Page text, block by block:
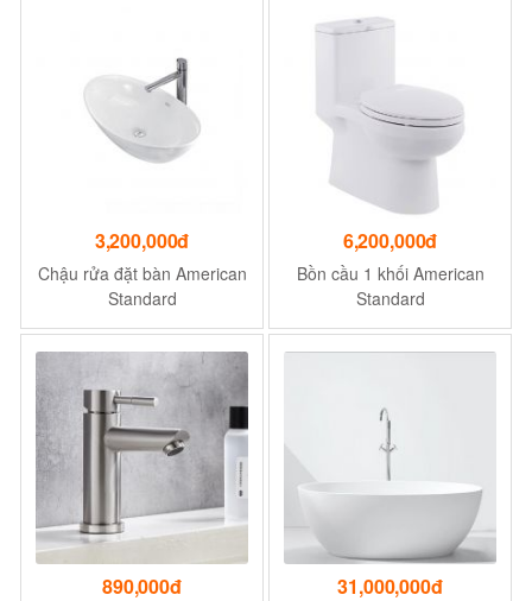
3,200,000đ
Chậu rửa đặt bàn American
Standard
6,200,000đ
Bồn cầu 1 khối American
Standard
890,000đ 31,000,000đ